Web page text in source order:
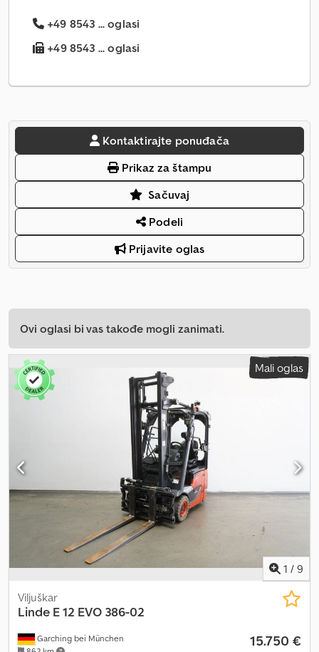
+49 8543 ... oglasi
+49 8543 ... oglasi
Kontaktirajte ponuđača
Prikaz za štampu
Sačuvaj
Podeli
Prijavite oglas
Ovi oglasi bi vas takođe mogli zanimati.
Mali oglas
1 / 9
Garching bei München
Viljuškar
Linde E 12 EVO 386-02
15.750 €